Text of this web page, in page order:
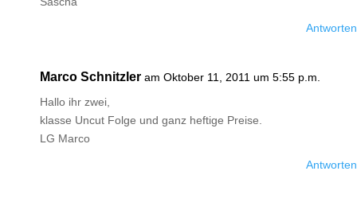
Antworten
Marco Schnitzler am Oktober 11, 2011 um 5:55 p.m.
Hallo ihr zwei,
klasse Uncut Folge und ganz heftige Preise.
LG Marco
Antworten